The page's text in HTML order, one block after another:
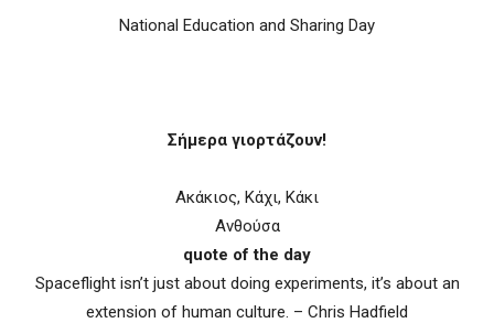
National Education and Sharing Day
Σήμερα γιορτάζουν!
Ακάκιος, Κάχι, Κάκι
Ανθούσα
quote of the day
Spaceflight isn’t just about doing experiments, it’s about an
extension of human culture. – Chris Hadfield